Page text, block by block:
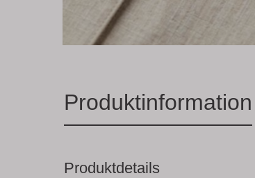
Produktinformation
Produktdetails